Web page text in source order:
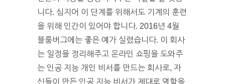
니다. 심지어 이 단계를 위해서도 기계의 훈련
을 위해 인간이 있어야 합니다. 2016년 4월
블룸버그에는 좋은 예가 실렸습니다. 이 회사
는 일정을 정리해주고 온라인 쇼핑을 도와주
는 인공 지능 개인 비서를 만드는 회사로, 자
신들이 만든 인공 지능 비서가 제대로 역할을